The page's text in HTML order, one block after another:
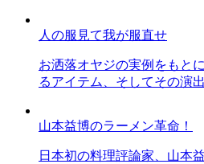
人の服見て我が服直せ
お洒落オヤジの実例をもと
るアイテム、そしてその演
山本益博のラーメン革命！
日本初の料理評論家、山本